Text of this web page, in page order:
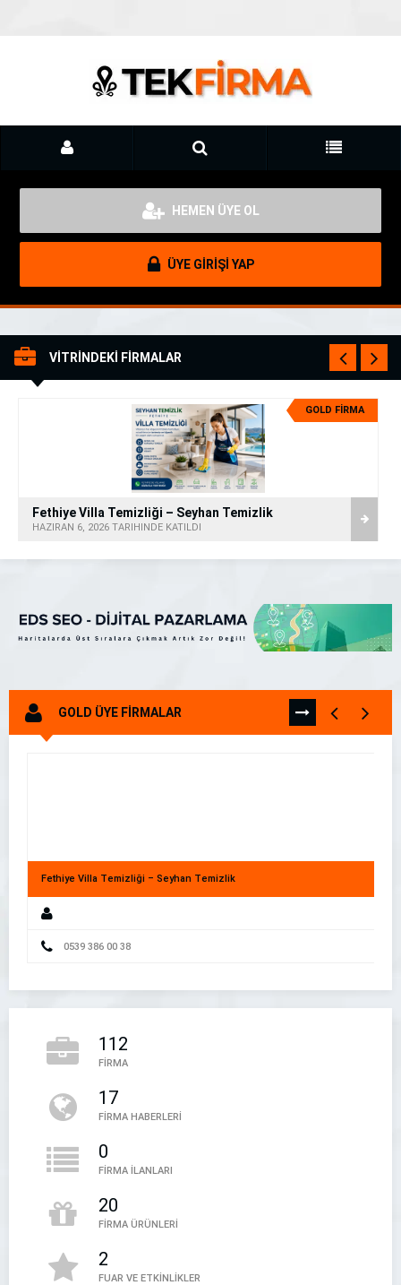
HEMEN ÜYE OL
ÜYE GİRİŞİ YAP
VİTRİNDEKİ FİRMALAR
GOLD FİRMA
Fethiye Villa Temizliği – Seyhan Temizlik
HAZIRAN 6, 2026 TARİHİNDE KATILDI
GOLD ÜYE FİRMALAR TÜMÜNÜ
GÖR
Fethiye Villa Temizliği – Seyhan Temizlik
0539 386 00 38
Bu Firma – Firma Rehberi
Bu Firma
05394497888
112
FİRMA
17
FİRMA HABERLERİ
0
FİRMA İLANLARI
20
FİRMA ÜRÜNLERİ
2
FUAR VE ETKİNLİKLER